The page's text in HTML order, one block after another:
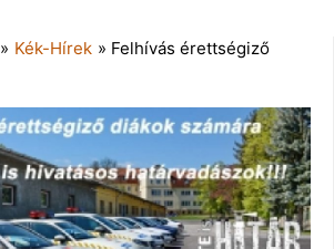
» Kék-Hírek » Felhívás érettségiző